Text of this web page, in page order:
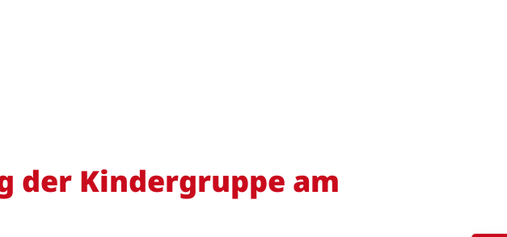
Kindergruppe am